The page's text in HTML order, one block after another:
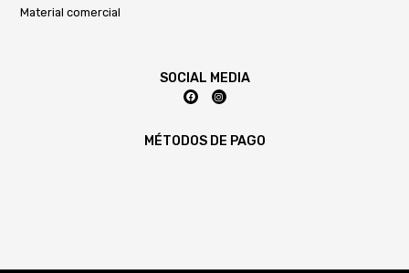
Material comercial
SOCIAL MEDIA
MÉTODOS DE PAGO